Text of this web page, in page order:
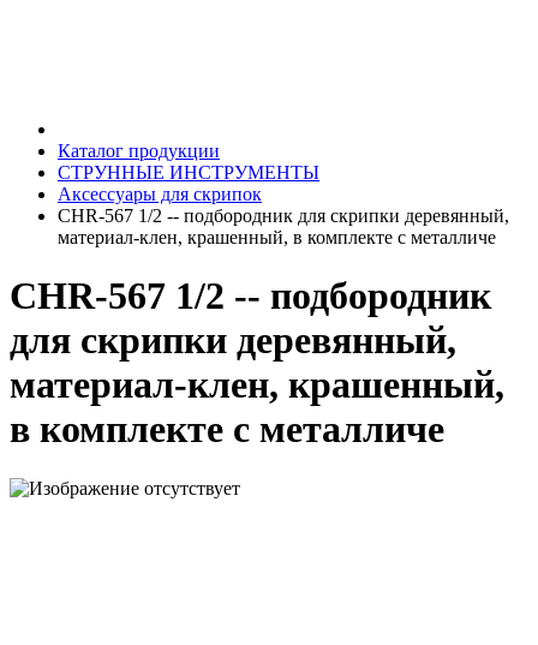
Каталог продукции
СТРУННЫЕ ИНСТРУМЕНТЫ
Аксессуары для скрипок
CHR-567 1/2 -- подбородник для скрипки деревянный,
материал-клен, крашенный, в комплекте с металличе
CHR-567 1/2 -- подбородник
для скрипки деревянный,
материал-клен, крашенный,
в комплекте с металличе